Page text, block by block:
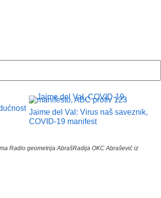
Jaime del Val: Virus naš saveznik,
COVID-19 manifest
Radio geometrija AbrašRadija OKC Abrašević iz